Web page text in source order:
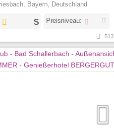
Bayern, Deutschland
Preisniveau:
513